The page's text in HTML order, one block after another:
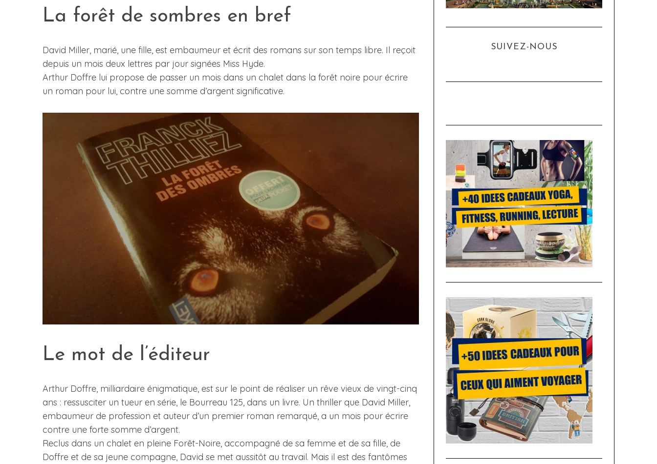
La forêt de sombres en bref
David Miller, marié, une fille, est embaumeur et écrit des romans sur son temps libre. Il reçoit
depuis un mois deux lettres par jour signées Miss Hyde.
Arthur Doffre lui propose de passer un mois dans un chalet dans la forêt noire pour écrire
un roman pour lui, contre une somme d’argent significative.
Le mot de l’éditeur
Arthur Doffre, milliardaire énigmatique, est sur le point de réaliser un rêve vieux de vingt-cinq
ans : ressusciter un tueur en série, le Bourreau 125, dans un livre. Un thriller que David Miller,
embaumeur de profession et auteur d’un premier roman remarqué, a un mois pour écrire
contre une forte somme d’argent.
Reclus dans un chalet en pleine Forêt-Noire, accompagné de sa femme et de sa fille, de
Doffre et de sa jeune compagne, David se met aussitôt au travail. Mais il est des fantômes
SUIVEZ-NOUS
S
e
c
h
f
o